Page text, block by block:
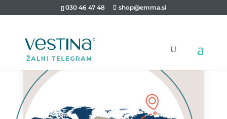
030 46 47 48 shop@emma.si